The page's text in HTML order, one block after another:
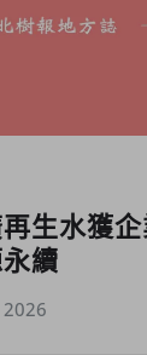
生水獲
續
2026